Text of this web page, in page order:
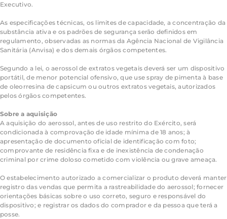
Executivo.
As especificações técnicas, os limites de capacidade, a concentração da
substância ativa e os padrões de segurança serão definidos em
regulamento, observadas as normas da Agência Nacional de Vigilância
Sanitária (Anvisa) e dos demais órgãos competentes.
Segundo a lei, o aerossol de extratos vegetais deverá ser um dispositivo
portátil, de menor potencial ofensivo, que use spray de pimenta à base
de oleorresina de capsicum ou outros extratos vegetais, autorizados
pelos órgãos competentes.
Sobre a aquisição
A aquisição do aerossol, antes de uso restrito do Exército, será
condicionada à comprovação de idade mínima de 18 anos; à
apresentação de documento oficial de identificação com foto;
comprovante de residência fixa e de inexistência de condenação
criminal por crime doloso cometido com violência ou grave ameaça.
O estabelecimento autorizado a comercializar o produto deverá manter
registro das vendas que permita a rastreabilidade do aerossol; fornecer
orientações básicas sobre o uso correto, seguro e responsável do
dispositivo; e registrar os dados do comprador e da pessoa que terá a
posse.